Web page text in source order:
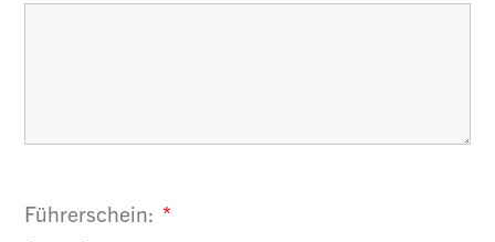
Führerschein: